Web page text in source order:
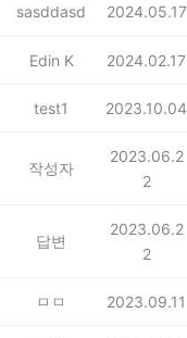
sasddasd 2024.05.17
Edin K 2024.02.17
test1 2023.10.04
작성자
2023.06.2
2
답변
2023.06.2
2
ㅁㅁ 2023.09.11